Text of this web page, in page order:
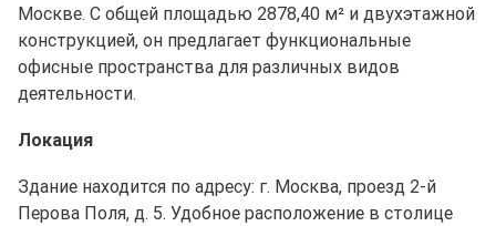
Москве. С общей площадью 2878,40 м² и двухэтажной
конструкцией, он предлагает функциональные
офисные пространства для различных видов
деятельности.
Локация
Здание находится по адресу: г. Москва, проезд 2-й
Перова Поля, д. 5. Удобное расположение в столице